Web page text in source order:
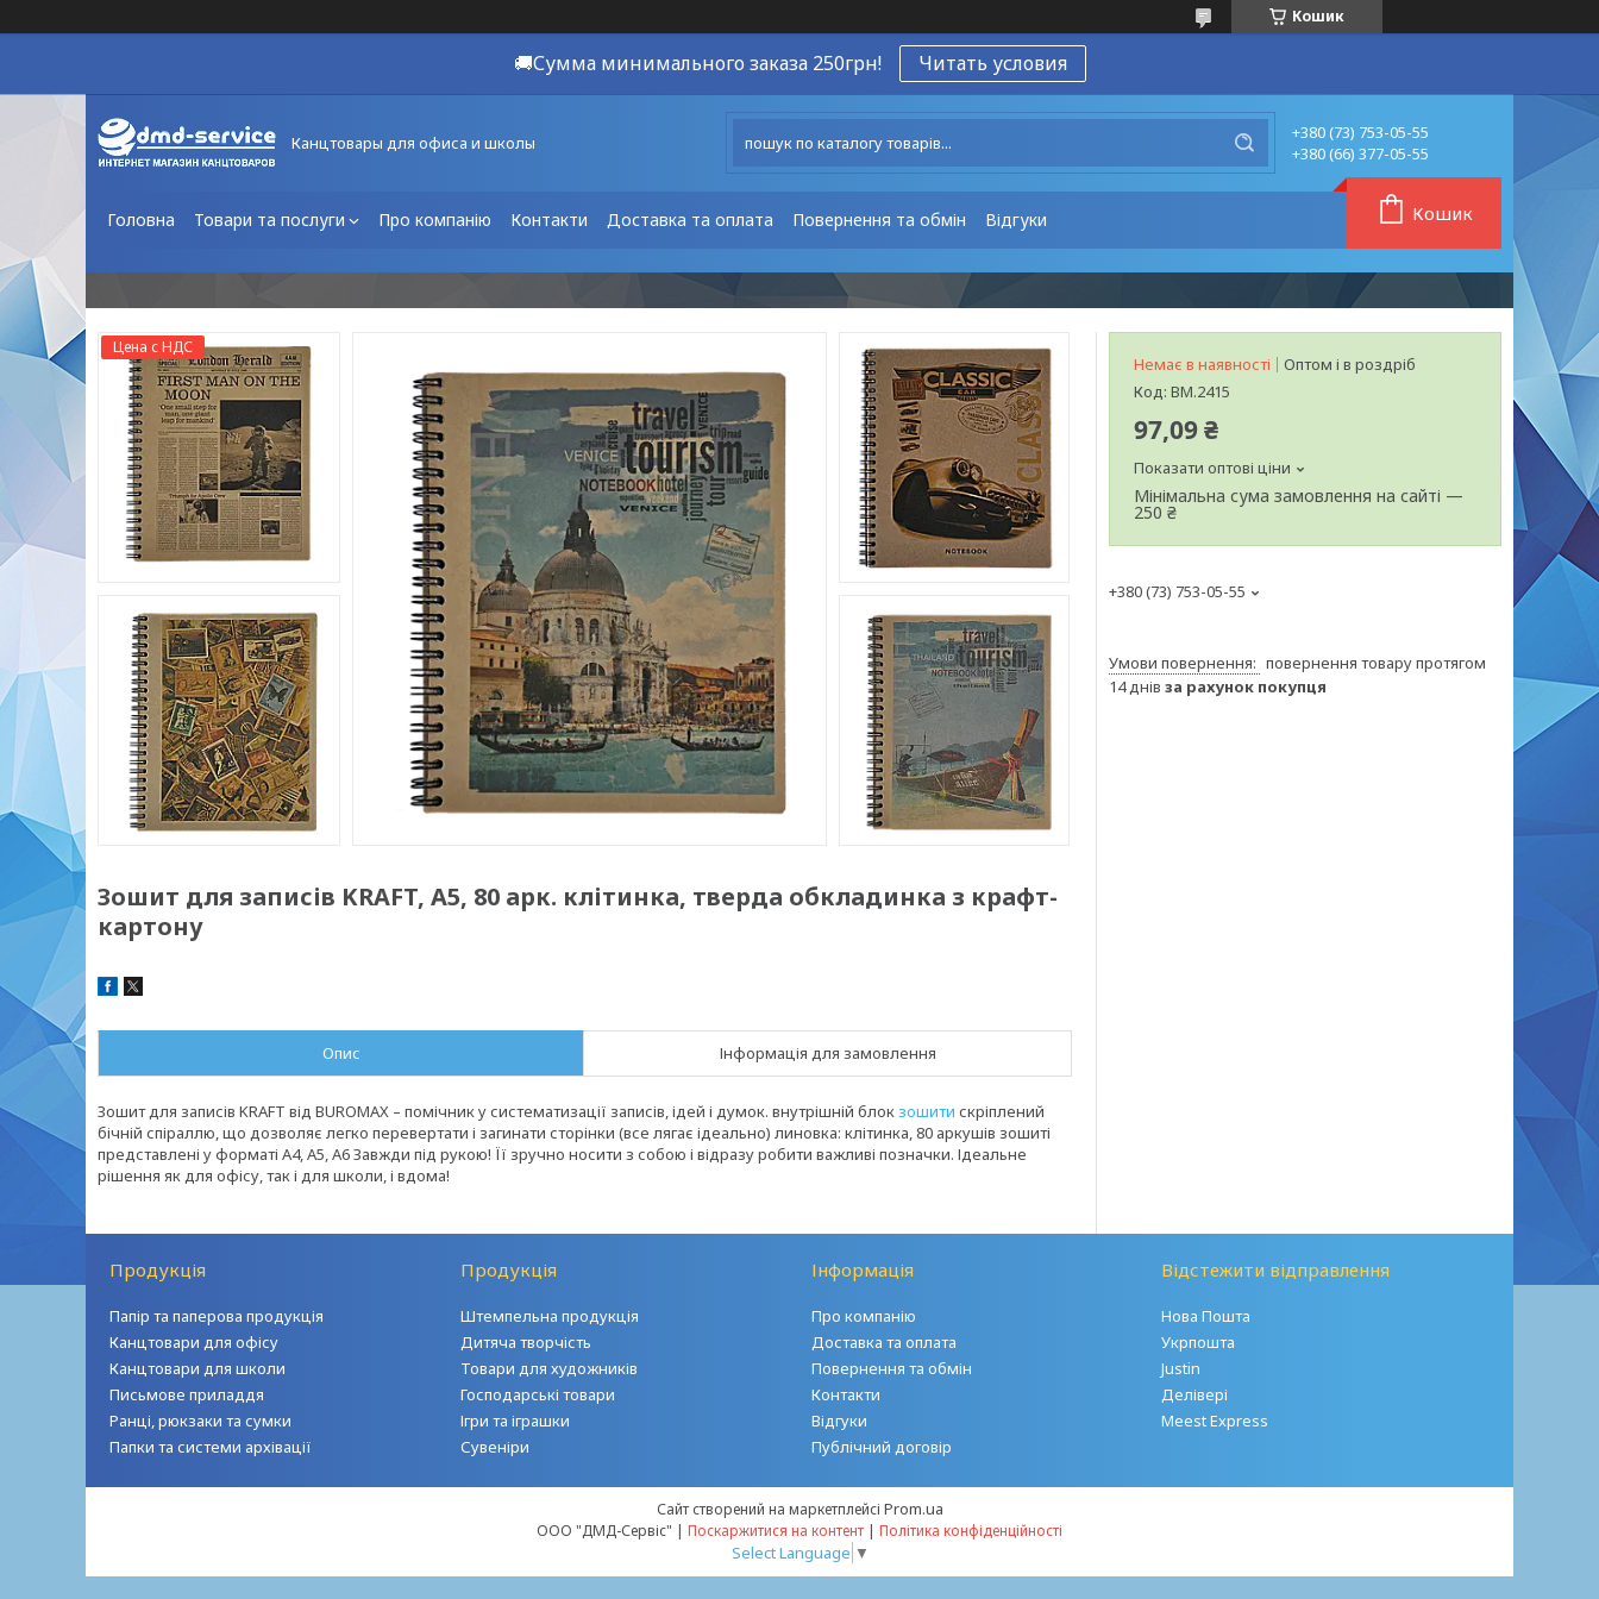
Кошик
🚚Сумма минимального заказа 250грн! Читать условия
Канцтовары для офиса и школы
+380 (73) 753-05-55
+380 (66) 377-05-55
Головна Товари та послуги Про компанію Контакти Доставка та оплата Повернення та обмін Відгуки Кошик
Цена с НДС
Зошит для записів KRAFT, А5, 80 арк. клітинка, тверда обкладинка з крафт-
картону
Опис Інформація для замовлення
Зошит для записів KRAFT від BUROMAX – помічник у систематизації записів, ідей і думок. внутрішній блокзошити скріплений
бічній спіраллю, що дозволяє легко перевертати і загинати сторінки (все лягає ідеально) линовка: клітинка, 80 аркушів зошиті
представлені у форматі А4, А5, А6 Завжди під рукою! Її зручно носити з собою і відразу робити важливі позначки. Ідеальне
рішення як для офісу, так і для школи, і вдома!
Немає в наявності
Оптом і в роздріб
Код: BM.2415
97,09 ₴
Показати оптові ціни
Мінімальна сума замовлення на сайті —
250 ₴
+380 (73) 753-05-55
повернення товару протягом
14 днів за рахунок покупця
Продукція
Папір та паперова продукція
Канцтовари для офісу
Канцтовари для школи
Письмове приладдя
Ранці, рюкзаки та сумки
Папки та системи архівації
Продукція
Штемпельна продукція
Дитяча творчість
Товари для художників
Господарські товари
Ігри та іграшки
Сувеніри
Інформація
Про компанію
Доставка та оплата
Повернення та обмін
Контакти
Відгуки
Публічний договір
Відстежити відправлення
Нова Пошта
Укрпошта
Justin
Делівері
Meest Express
Сайт створений на маркетплейсі Prom.ua
ООО "ДМД-Сервіс" | Поскаржитися на контент | Політика конфіденційності
Select Language ▼